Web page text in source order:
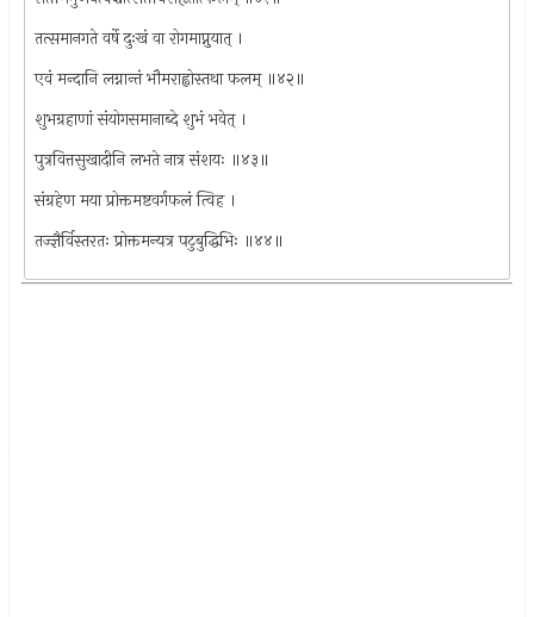
तत्समानगते वर्षे दुःखं वा रोगमाप्नुयात् ।
एवं मन्दानि लग्नान्तं भौमराह्वोस्तथा फलम् ॥४२॥
शुभग्रहाणां संयोगसमानाब्दे शुभं भवेत् ।
पुत्रवित्तसुखादीनि लभते नात्र संशयः ॥४३॥
संग्रहेण मया प्रोक्तमष्टवर्गफलं त्विह ।
तज्ज्ञैर्विस्तरतः प्रोक्तमन्यत्र पटुबुद्धिभिः ॥४४॥